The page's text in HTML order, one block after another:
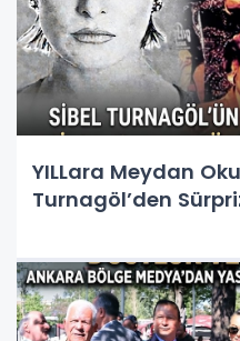
YILLara Meydan
Turnagöl’den